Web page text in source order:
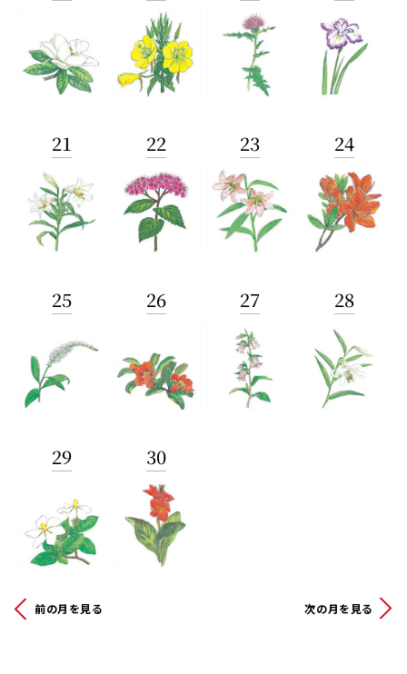
21 22 23 24
25 26 27 28
29 30
前の月を見る 次の月を見る